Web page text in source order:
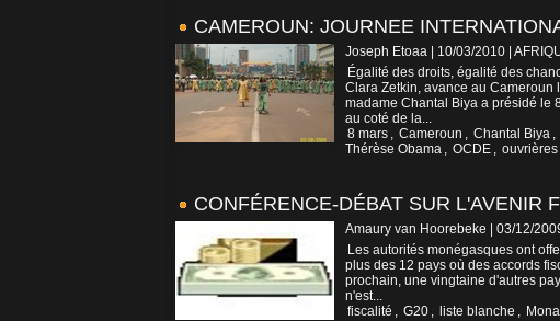
CAMEROUN: JOURNEE
Joseph Etoaa | 10/03/2010
Égalité des droits, égalité des
Clara Zetkin, avance au Cameroun
madame Chantal Biya a présidé le
au coté de la...
8 mars , Cameroun , Chantal Biya ,
Thérèse Obama , OCDE , ouvrières
CONFÉRENCE-DÉBAT SUR L'AVENIR
Amaury van Hoorebeke | 03/12/
Les autorités monégasques ont
plus des 12 pays où des accords
prochain, une vingtaine d'autres
n'est...
fiscalité , G20 , liste blanche ,